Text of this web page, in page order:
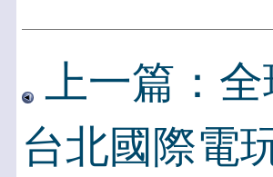
上一篇：
台北國際電